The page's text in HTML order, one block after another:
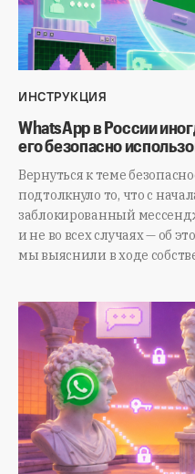
ИНСТРУКЦИЯ
WhatsApp в России
его безопасно
Вернуться к теме
подтолкнуло то, что с
заблокированный
и не во всех случаях — об
мы выяснили в ходе